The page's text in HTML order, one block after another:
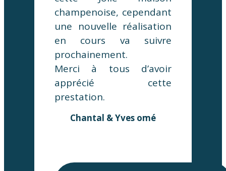
champenoise, cependant
une nouvelle réalisation
en cours va suivre
prochainement.
Merci à tous d’avoir
apprécié cette
prestation.
Chantal & Yves omé